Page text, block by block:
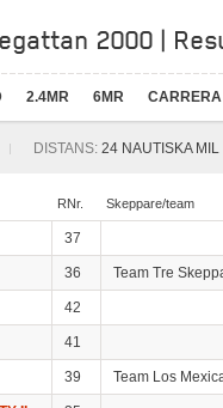
2000 |
2.4MR 6MR
DISTANS: 24 NAUTISKA MIL
RNr. Skeppare/team
37
36 Team Tre
42
41
39 Team Los